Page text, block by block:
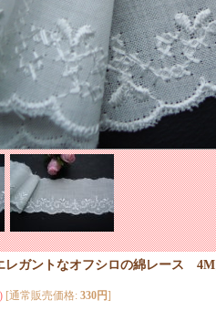
ガントなオフシロの綿レース 4M
[通常販売価格: 330円]